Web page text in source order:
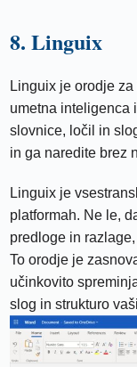
8. Linguix
Linguix je orodje
umetna inteligenca
slovnice, ločil in
in ga naredite brez
Linguix je
platformah. Ne le,
predloge in
To orodje je
učinkovito
slog in strukturo